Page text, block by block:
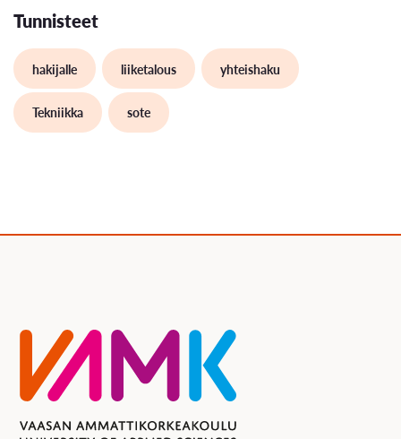
Tunnisteet
hakijalle liiketalous yhteishaku
Tekniikka sote